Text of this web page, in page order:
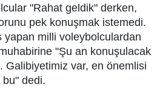
"Rahat geldik" derken,
pek konuşmak istemedi.
yapan milli voleybolculardan
"Şu an konuşulacak
Galibiyetimiz var, en önemlisi
bu" dedi.